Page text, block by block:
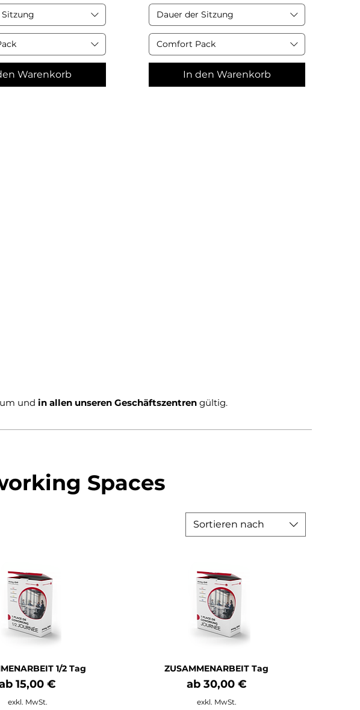
Warenkorb
Dauer der Sitzung
Comfort Pack
In den Warenkorb
und in allen unseren Geschäftszentrengültig.
Spaces
Sortieren nach
1/2 Tag
15,00 €
Preis
exkl. MwSt.
ZUSAMMENARBEIT Tag
ab 30,00 €
Sale-Preis
exkl. MwSt.